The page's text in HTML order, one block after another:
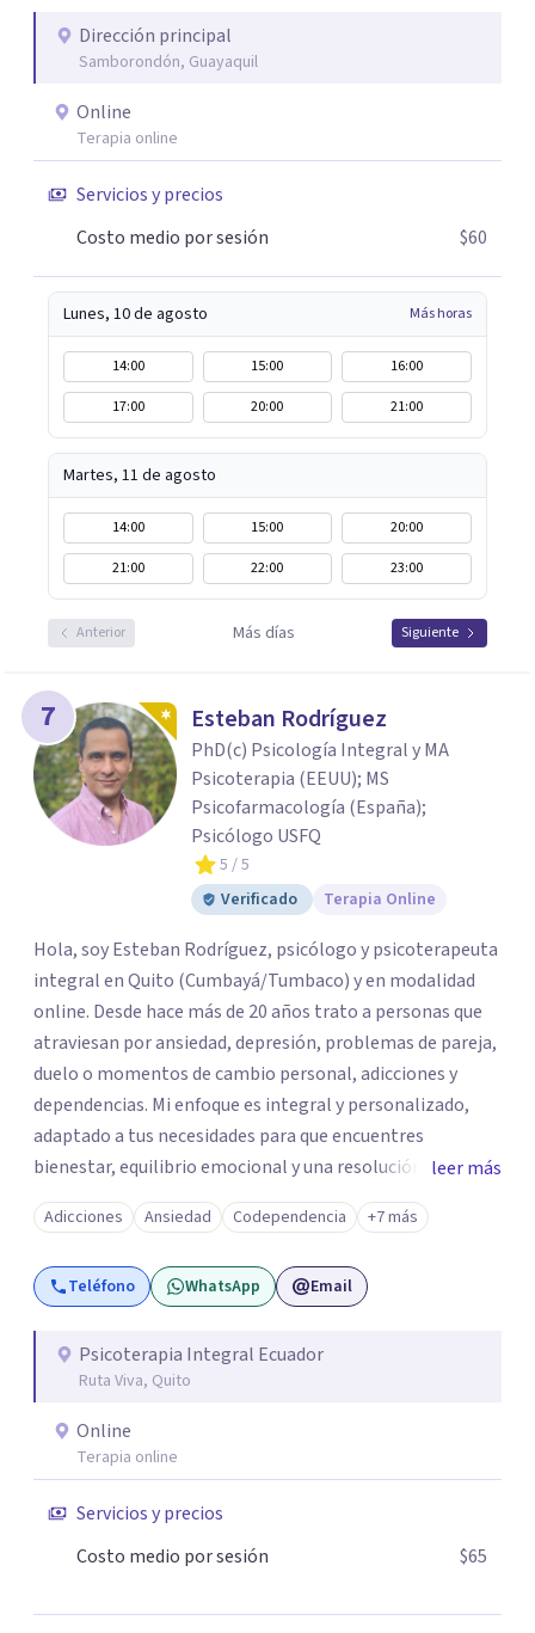
Dirección principal
Samborondón, Guayaquil
Online
Terapia online
Servicios y precios
Costo medio por sesión
$60
Lunes, 10 de agosto Más horas
14:00 15:00
16:00
17:00
20:00 21:00
Martes, 11 de agosto
14:00 15:00
20:00
21:00
22:00 23:00
Anterior Más días Siguiente
7 Esteban Rodríguez
PhD(c) Psicología Integral y MA
Psicoterapia (EEUU); MS
Psicofarmacología (España);
Psicólogo USFQ
5 / 5
Verificado
Terapia Online
Hola, soy Esteban Rodríguez, psicólogo y psicoterapeuta
integral en Quito (Cumbayá/Tumbaco) y en modalidad
online. Desde hace más de 20 años trato a personas que
atraviesan por ansiedad, depresión, problemas de pareja,
duelo o momentos de cambio personal, adicciones y
dependencias. Mi enfoque es integral y personalizado,
adaptado a tus necesidades para que encuentres
bienestar, equilibrio emocional y una resolución duradera
en el tiempo. Ofrezco sesiones presenciales y terapia en
línea para quienes viven en otras ciudades de Ecuador o en
el exterior. Si quieres agendar una sesión o recibir más
información, escríbeme por WhatsApp o visita mi sitio
leer más
Adicciones Ansiedad Codependencia +7 más
Teléfono WhatsApp Email
Psicoterapia Integral Ecuador
Ruta Viva, Quito
Online
Terapia online
Servicios y precios
Costo medio por sesión
$65